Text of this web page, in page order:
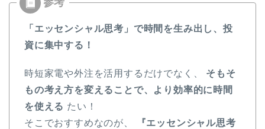
「エッセンシャル思考」で時間を生み出し、投
資に集中する！
時短家電や外注を活用するだけでなく、 そもそ
もの考え方を変えることで、より効率的に時間
を使える たい！
そこでおすすめなのが、
『エッセンシャル思考